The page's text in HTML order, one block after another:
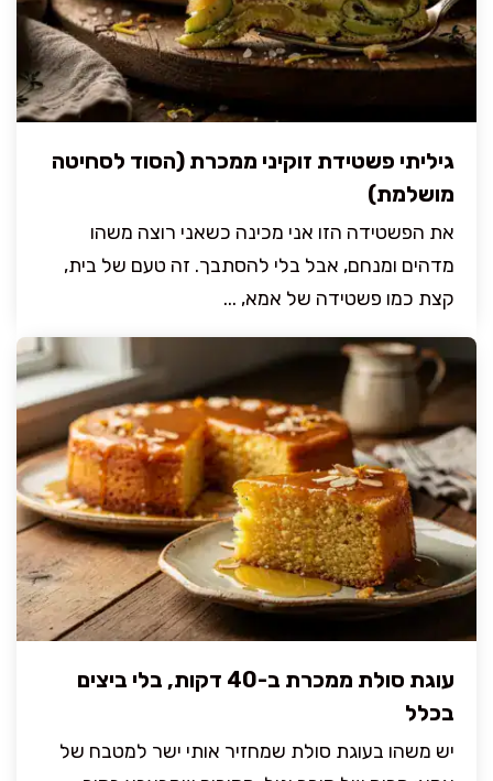
גיליתי פשטידת זוקיני ממכרת (הסוד לסחיטה
מושלמת)
את הפשטידה הזו אני מכינה כשאני רוצה משהו
מדהים ומנחם, אבל בלי להסתבך. זה טעם של בית,
קצת כמו פשטידה של אמא, ...
עוגת סולת ממכרת ב-40 דקות, בלי ביצים
בכלל
יש משהו בעוגת סולת שמחזיר אותי ישר למטבח של